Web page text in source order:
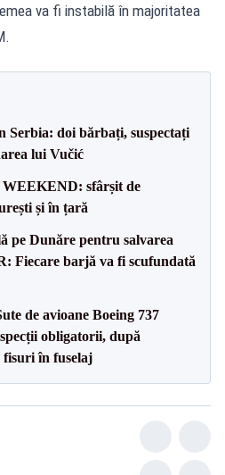
va fi instabilă în majoritatea
Serbia: doi bărbați, suspectați
lui Vučić
sfârșit de
și în țară
pe Dunăre pentru salvarea
Fiecare barjă va fi scufundată
de avioane Boeing 737
obligatorii, după
fisuri în fuselaj